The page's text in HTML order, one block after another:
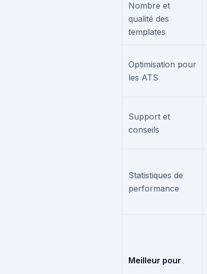
Nombre et
qualité des
templates
Optimisation pour
les ATS
Support et
conseils
Statistiques de
performance
Meilleur pour